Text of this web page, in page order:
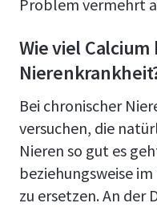
Problem vermehrt
Wie viel
Bei chronischer
versuchen, die
Nieren so gut es
beziehungsweise
zu ersetzen. An der